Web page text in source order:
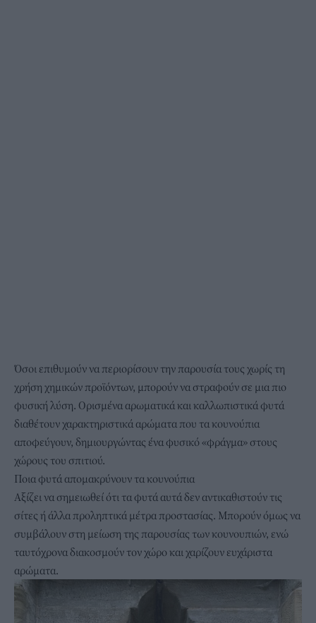
Όσοι επιθυμούν να περιορίσουν την παρουσία τους χωρίς τη
χρήση χημικών προϊόντων, μπορούν να στραφούν σε μια πιο
φυσική λύση. Ορισμένα αρωματικά και καλλωπιστικά φυτά
διαθέτουν χαρακτηριστικά αρώματα που τα κουνούπια
αποφεύγουν, δημιουργώντας ένα φυσικό «φράγμα» στους
χώρους του σπιτιού.
Ποια φυτά απομακρύνουν τα κουνούπια
Αξίζει να σημειωθεί ότι τα φυτά αυτά δεν αντικαθιστούν τις
σίτες ή άλλα προληπτικά μέτρα προστασίας. Μπορούν όμως να
συμβάλουν στη μείωση της παρουσίας των κουνουπιών, ενώ
ταυτόχρονα διακοσμούν τον χώρο και χαρίζουν ευχάριστα
αρώματα.